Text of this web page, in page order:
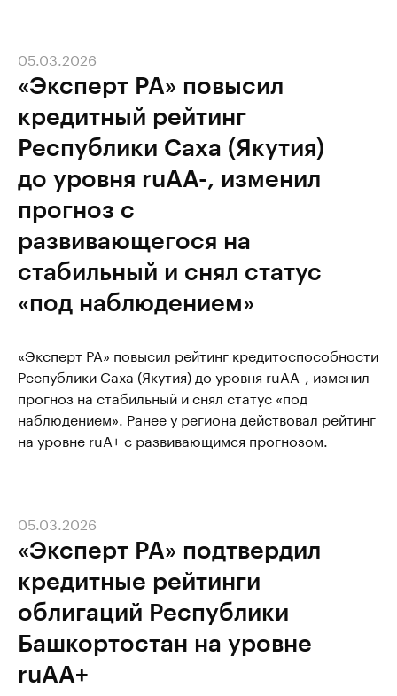
«Эксперт РА» повысил
кредитный рейтинг
Республики Саха (Якутия)
до уровня ruAA-, изменил
прогноз с
развивающегося на
стабильный и снял статус
«под наблюдением»
05.03.2026
«Эксперт РА» повысил рейтинг кредитоспособности
Республики Саха (Якутия) до уровня ruAA-, изменил
прогноз на стабильный и снял статус «под
наблюдением». Ранее у региона действовал рейтинг
на уровне ruA+ с развивающимся прогнозом.
«Эксперт РА» подтвердил
кредитные рейтинги
облигаций Республики
Башкортостан на уровне
ruAA+
05.03.2026